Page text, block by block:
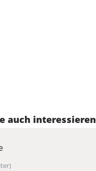
auch interessieren